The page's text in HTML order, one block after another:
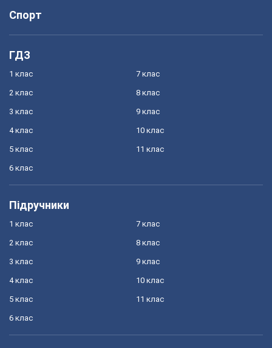
Спорт
ГДЗ
1 клас
2 клас
3 клас
4 клас
5 клас
6 клас
7 клас
8 клас
9 клас
10 клас
11 клас
Підручники
1 клас
2 клас
3 клас
4 клас
5 клас
6 клас
7 клас
8 клас
9 клас
10 клас
11 клас